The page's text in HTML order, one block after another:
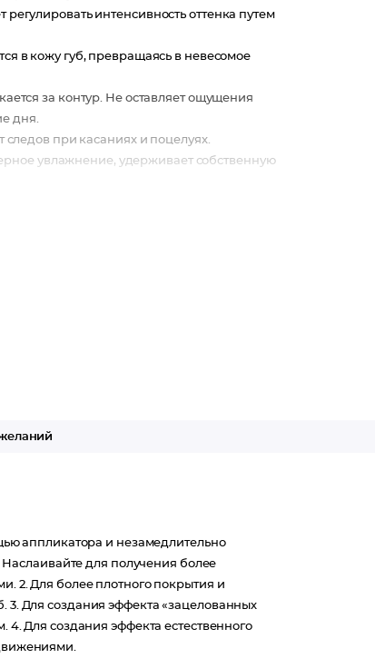
интенсивность оттенка путем
в кожу губ, превращаясь в невесомое
за контур. Не оставляет ощущения
дня.
следов при касаниях и поцелуях.
увлажнение, удерживает собственную
аппликатора и незамедлительно
для получения более
2. Для более плотного покрытия и
3. Для создания эффекта «зацелованных
Для создания эффекта естественного